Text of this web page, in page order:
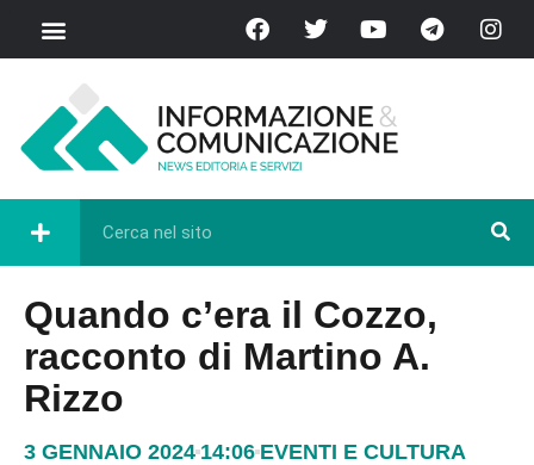
Quando c’era il Cozzo,
racconto di Martino A.
Rizzo
3 GENNAIO 2024 14:06 EVENTI E CULTURA